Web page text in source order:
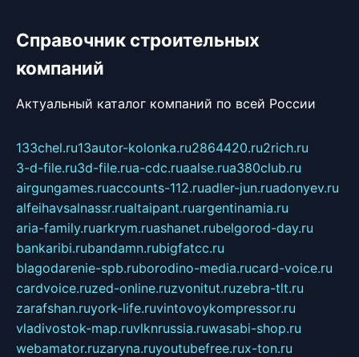
Справочник строительных
компаний
Актуальный каталог компаний по всей России
133chel.ru13autor-kolonka.ru2864420.ru2rich.ru
3-d-file.ru3d-file.rua-cdc.ruaalse.rua380club.ru
airgungames.ruaccounts-112.ruadler-jun.ruadonyev.ru
alfeihavsalnassr.rualtaipant.ruargentinamia.ru
aria-family.ruarkrym.ruashanet.rubelgorod-day.ru
bankaribi.rubandamn.rubigfatcc.ru
blagodarenie-spb.ruborodino-media.rucard-voice.ru
cardvoice.ruzed-online.ruzvonitut.ruzebra-tlt.ru
zarafshan.ruyork-life.ruvintovoykompressor.ru
vladivostok-map.ruvlknrussia.ruwasabi-shop.ru
webamator.ruzaryna.ruyoutubefree.rux-ton.ru